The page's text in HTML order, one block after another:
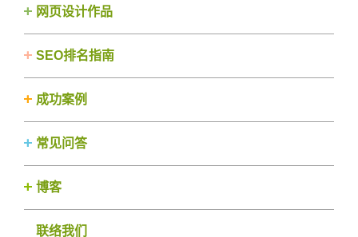
网页设计作品
SEO排名指南
成功案例
常见问答
博客
联络我们